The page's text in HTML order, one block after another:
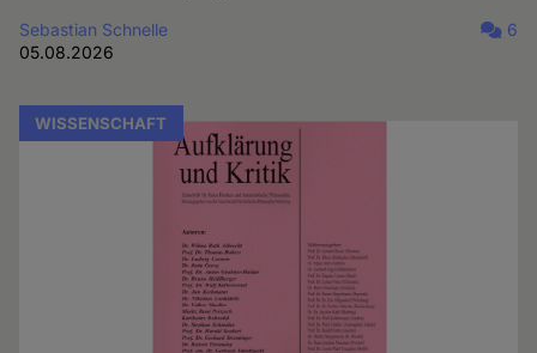
Sebastian Schnelle
05.08.2026
6
WISSENSCHAFT